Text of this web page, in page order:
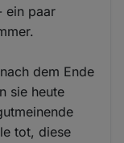
ein paar
dem Ende
sie heute
tot, diese